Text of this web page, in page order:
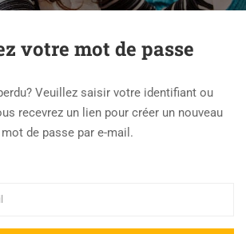
votre mot de passe
Veuillez saisir votre identifiant ou
recevrez un lien pour créer un nouveau
mot de passe par e-mail.